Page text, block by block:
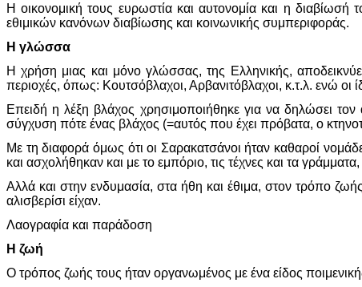
Η οικονομική τους ευρωστία και αυτονομία και η διαβίωσή
εθιμικών κανόνων διαβίωσης και κοινωνικής συμπεριφοράς.
Η γλώσσα
Η χρήση μιας και μόνο γλώσσας, της Ελληνικής,
περιοχές, όπως: Κουτσόβλαχοι, Αρβανιτόβλαχοι, κ.τ.λ. ενώ οι
Επειδή η λέξη βλάχος χρησιμοποιήθηκε για να δηλώσει
σύγχυση πότε ένας βλάχος (=αυτός που έχει πρόβατα, ο
Με τη διαφορά όμως ότι οι Σαρακατσάνοι ήταν καθαροί
και ασχολήθηκαν και με το εμπόριο, τις τέχνες και τα
Αλλά και στην ενδυμασία, στα ήθη και έθιμα, στον τρόπο
αλισβερίσι είχαν.
Λαογραφία και παράδοση
Η ζωή
Ο τρόπος ζωής τους ήταν οργανωμένος με ένα είδος